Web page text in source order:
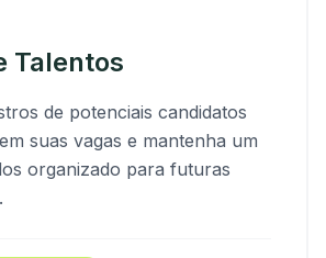
Talentos
de potenciais candidatos
suas vagas e mantenha um
organizado para futuras